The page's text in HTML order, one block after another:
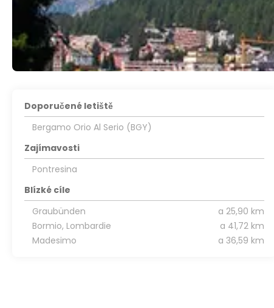
Doporučené letiště
Bergamo Orio Al Serio (BGY)
Zajímavosti
Pontresina
Blízké cíle
Graubünden
a 25,90 km
Bormio, Lombardie
a 41,72 km
Madesimo
a 36,59 km